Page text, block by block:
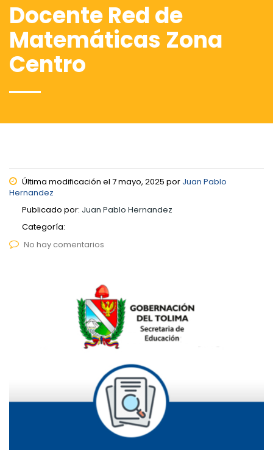
Docente Red de
Matemáticas Zona
Centro
Última modificación el 7 mayo, 2025 por Juan Pablo
Hernandez
Publicado por: Juan Pablo Hernandez
Categoría:
No hay comentarios